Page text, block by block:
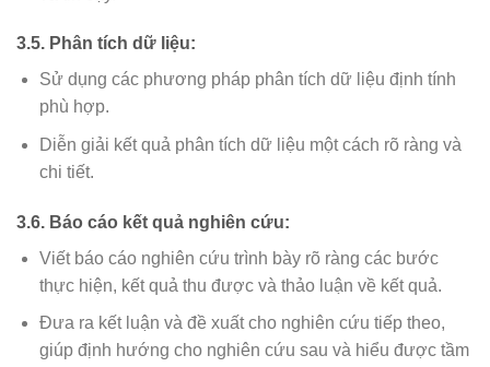
3.5. Phân tích dữ liệu:
Sử dụng các phương pháp phân tích dữ liệu định tính
phù hợp.
Diễn giải kết quả phân tích dữ liệu một cách rõ ràng và
chi tiết.
3.6. Báo cáo kết quả nghiên cứu:
Viết báo cáo nghiên cứu trình bày rõ ràng các bước
thực hiện, kết quả thu được và thảo luận về kết quả.
Đưa ra kết luận và đề xuất cho nghiên cứu tiếp theo,
giúp định hướng cho nghiên cứu sau và hiểu được tầm